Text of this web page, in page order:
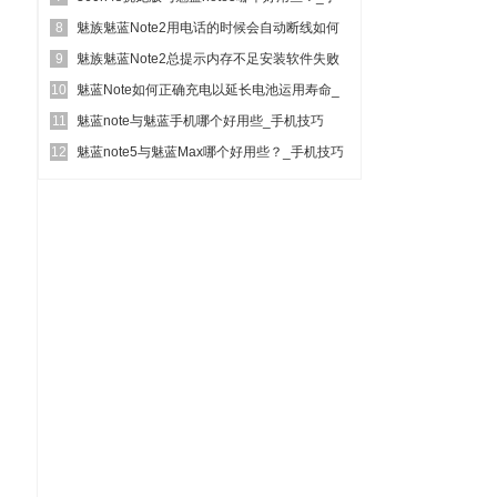
机技巧
8
魅族魅蓝Note2用电话的时候会自动断线如何
办？_手机技巧
9
魅族魅蓝Note2总提示内存不足安装软件失败
如何办？_手机...
10
魅蓝Note如何正确充电以延长电池运用寿命_
手机技巧
11
魅蓝note与魅蓝手机哪个好用些_手机技巧
12
魅蓝note5与魅蓝Max哪个好用些？_手机技巧